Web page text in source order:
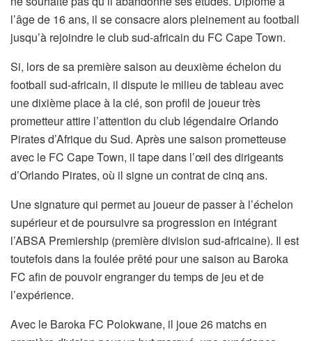
l’âge de 16 ans, il se consacre alors pleinement au football
jusqu’à rejoindre le club sud-africain du FC Cape Town.
Si, lors de sa première saison au deuxième échelon du
football sud-africain, il dispute le milieu de tableau avec
une dixième place à la clé, son profil de joueur très
prometteur attire l’attention du club légendaire Orlando
Pirates d’Afrique du Sud. Après une saison prometteuse
avec le FC Cape Town, il tape dans l’œil des dirigeants
d’Orlando Pirates, où il signe un contrat de cinq ans.
Une signature qui permet au joueur de passer à l’échelon
supérieur et de poursuivre sa progression en intégrant
l’ABSA Premiership (première division sud-africaine). Il est
toutefois dans la foulée prêté pour une saison au Baroka
FC afin de pouvoir engranger du temps de jeu et de
l’expérience.
Avec le Baroka FC Polokwane, il joue 26 matchs en